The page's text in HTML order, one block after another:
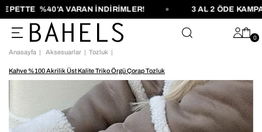
%40'A VARAN İNDİRİMLER! 3 AL 2 ÖDE
0
Anasayfa Aksesuarlar Tozluk
Kahve %100 Akrilik Üst Kalite Triko Örgü Çorap Tozluk